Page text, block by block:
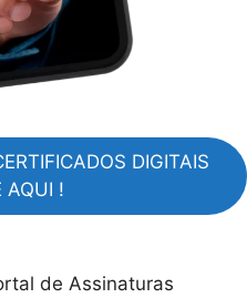
DIGITAIS
AQUI !
de Assinaturas